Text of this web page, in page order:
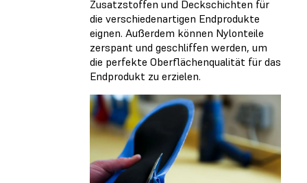
Zusatzstoffen und Deckschichten für
die verschiedenartigen Endprodukte
eignen. Außerdem können Nylonteile
zerspant und geschliffen werden, um
die perfekte Oberflächenqualität für das
Endprodukt zu erzielen.